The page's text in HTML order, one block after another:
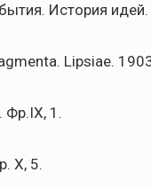
История
Lipsiae.
Фр.IX, 1.
X, 5.